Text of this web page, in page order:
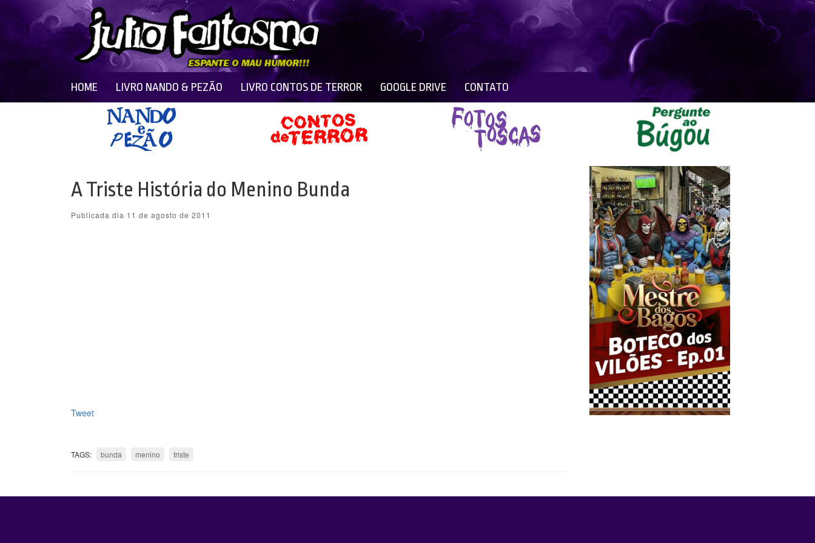
HOME LIVRO NANDO & PEZÃO LIVRO CONTOS DE TERROR GOOGLE DRIVE CONTATO
A Triste História do Menino Bunda
Publicada dia 11 de agosto de 2011
Tweet
TAGS: bunda menino triste